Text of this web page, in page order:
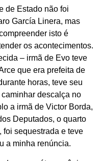
de Estado não foi
García Linera, mas
isto é
os acontecimentos.
– irmã de Evo teve
que era prefeita de
horas, teve seu
descalça no
a irmã de Victor Borda,
Deputados, o quarto
foi sequestrada e teve
a minha renúncia.